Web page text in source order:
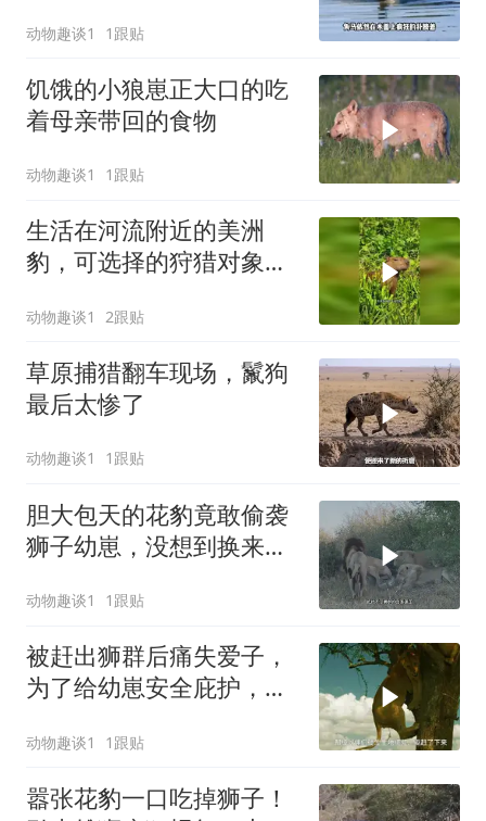
动物趣谈1 1跟贴
饥饿的小狼崽正大口的吃
着母亲带回的食物
动物趣谈1 1跟贴
生活在河流附近的美洲
豹，可选择的狩猎对象非
动物趣谈1 2跟贴
草原捕猎翻车现场，鬣狗
最后太惨了
动物趣谈1 1跟贴
胆大包天的花豹竟敢偷袭
狮子幼崽，没想到换来狮
动物趣谈1 1跟贴
被赶出狮群后痛失爱子，
为了给幼崽安全庇护，狮
赶，看母狮卡丽如何用狩
猎夺回体面
动物趣谈1 1跟贴
嚣张花豹一口吃掉狮子！